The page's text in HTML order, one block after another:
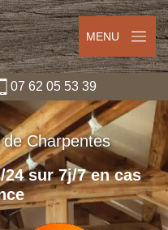
MENU
07 62 05 53 39
Charpentes
sur 7j/7 en cas